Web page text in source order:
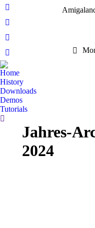
Facebook
page
opens
new
window
YouTube
page
opens
in
new
window
Whatsapp
page
opens
in
new
window
E-
Mail
page
opens
in
new
Home
History
Downloads
Demos
Tutorials
Search:
Jahres-
2024